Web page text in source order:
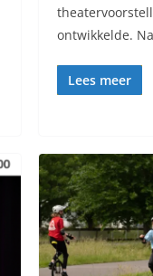
ontwikkelde.
Lees meer